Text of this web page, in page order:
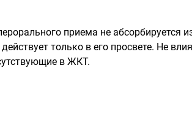
приема не абсорбируется
только в его просвете. Не
в ЖКТ.